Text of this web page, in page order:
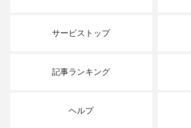
サービストップ
記事ランキング
ヘルプ